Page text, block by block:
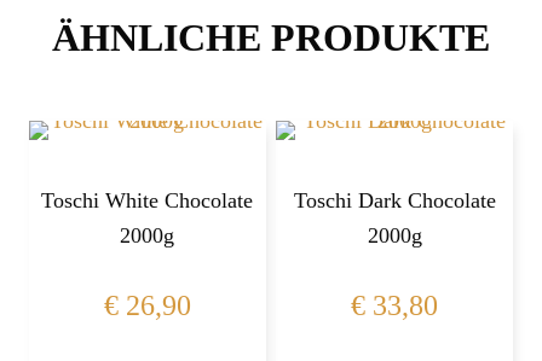
ÄHNLICHE PRODUKTE
Toschi White Chocolate
2000g
€26,90
Toschi Dark Chocolate
2000g
€ 33,80